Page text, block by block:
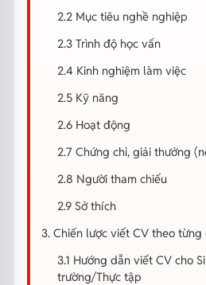
2.2 Mục tiêu nghề nghiệp
2.3 Trình độ học vấn
2.4 Kinh nghiệm làm việc
2.5 Kỹ năng
2.6 Hoạt động
2.7 Chứng chỉ, giải thưởng
2.8 Người tham chiếu
2.9 Sở thích
3. Chiến lược viết CV theo
3.1 Hướng dẫn viết CV cho
trường/Thực tập